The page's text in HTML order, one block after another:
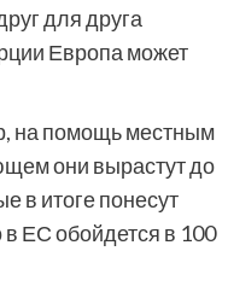
для друга
Европа может
на помощь местным
они вырастут до
в итоге понесут
ЕС обойдется в 100